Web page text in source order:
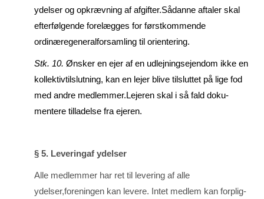
ydelser og opkrævning af afgifter.Sådanne aftaler skal
efter­følgende forelægges for førstkommende
ordinæregeneralforsamling til oriente­ring.
Stk. 10. Ønsker en ejer af en udlejningsejendom ikke en
kollektivtilslutning, kan en lejer blive tilslut­tet på lige fod
med andre medlemmer.Lejeren skal i så fald doku­
mentere tilladelse fra ejeren.
§ 5. Leveringaf ydelser
Alle medlemmer har ret til levering af alle
ydelser,foreningen kan levere. Intet med­lem kan forplig­